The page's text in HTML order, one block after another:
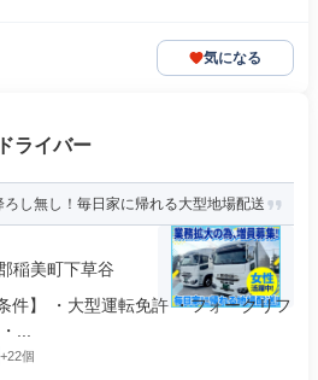
気になる
ライバー
ろし無し！毎日家に帰れる大型地場配送
稲美町下草谷
件】 ・大型運転免許 ・フォークリフ
...
+22個